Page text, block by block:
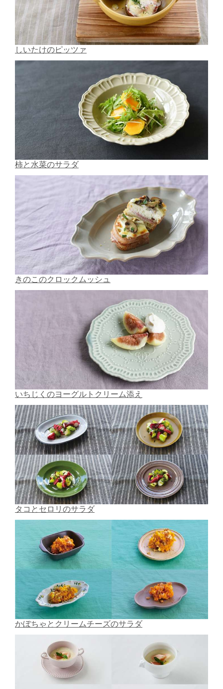
しいたけのピッツァ
柿と水菜のサラダ
きのこのクロックムッシュ
いちじくのヨーグルトクリーム添え
タコとセロリのサラダ
かぼちゃとクリームチーズのサラダ